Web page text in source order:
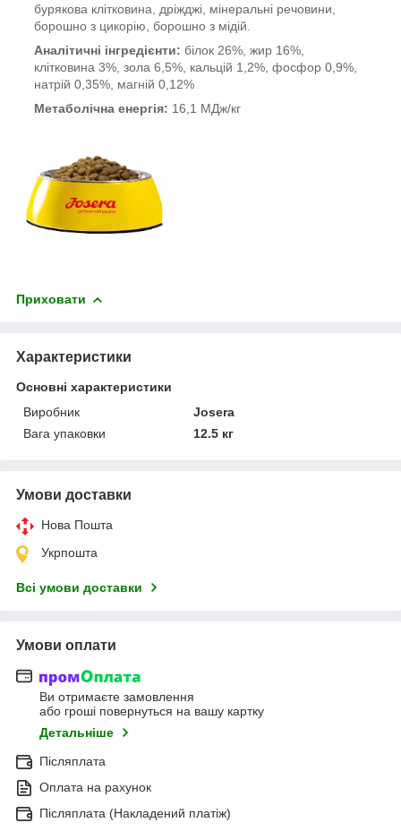
бурякова клітковина, дріжджі, мінеральні речовини,
борошно з цикорію, борошно з мідій.
Аналітичні інгредієнти: білок 26%, жир 16%,
клітковина 3%, зола 6,5%, кальцій 1,2%, фосфор 0,9%,
натрій 0,35%, магній 0,12%
Метаболічна енергія: 16,1 МДж/кг
Приховати
Характеристики
Основні характеристики
Виробник
Josera
Вага упаковки
12.5 кг
Умови доставки
Нова Пошта
Укрпошта
Всі умови доставки
Умови оплати
Ви отримаєте замовлення
або гроші повернуться на вашу картку
Детальніше
Післяплата
Оплата на рахунок
Післяплата (Накладений платіж)